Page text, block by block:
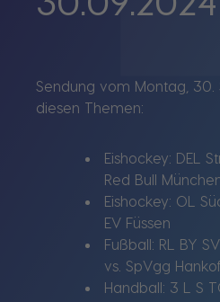
Sendung vom Montag,
diesen Themen:
Eishockey: DEL
Red Bull
Eishockey: OL
EV Füssen
Fußball: RL BY
vs. SpVgg
Handball: 3 L S